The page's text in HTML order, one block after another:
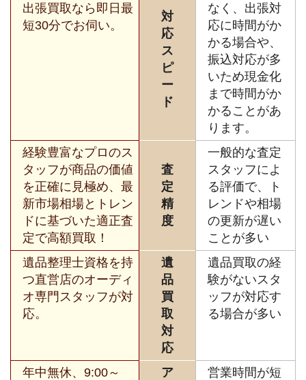
出張買取なら即日最
短30分でお伺い。
対
応
ス
ピ
ー
ド
なく、出張対
応に時間がか
かる場合や、
振込対応が多
いため現金化
まで時間がか
かることがあ
ります。
経験豊富なプロのス
タッフが商品の価値
を正確に見極め、最
新市場相場とトレン
ドに基づいた適正査
定で高額買取！
査
定
精
度
一般的な査定
スタッフによ
る評価で、ト
レンドや相場
の更新が遅い
ことが多い
遺品整理士資格を持
つ直営店のオーディ
オ専門スタッフが対
応。
遺
品
買
取
対
応
遺品買取の経
験がないスタ
ッフが対応す
る場合が多い
年中無休、9:00～
ア
営業時間が短